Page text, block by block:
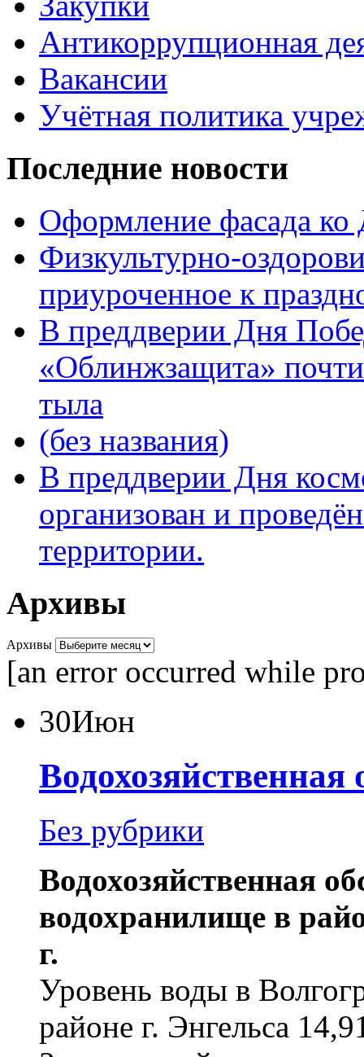
Антикоррупционная
Вакансии
Учётная политика
Последние новости
Оформление фасада
Физкультурно-
приуроченное к
В преддверии Дня
«Облинжзащита»
тыла
(без названия)
В преддверии Дня
организован и
территории.
Архивы
Архивы
[an error occurred while
30Июн
Водохозяйственная
Без рубрики
Водохозяйственная
водохранилище в
г.
Уровень воды в
районе г. Энгельса